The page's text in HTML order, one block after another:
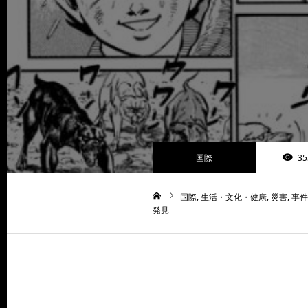
国際
国際 生活・文化・健康 災害 事件
発見